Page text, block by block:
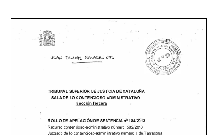
TRIBUNAL SUPERIOR DE JUSTICIA DE CATALUNA
SALA DE LO CONTENCIOSO ADMINISTRATIVO
Secci6n Tercera
ROLLO DE APELACIÔN DE SENTENCIA n°
184/2013
Recurso contencioso-administrativo nûmero 582/2010
Juzgado de lo contencioso-administrativo nûmero 1 de Tarragona